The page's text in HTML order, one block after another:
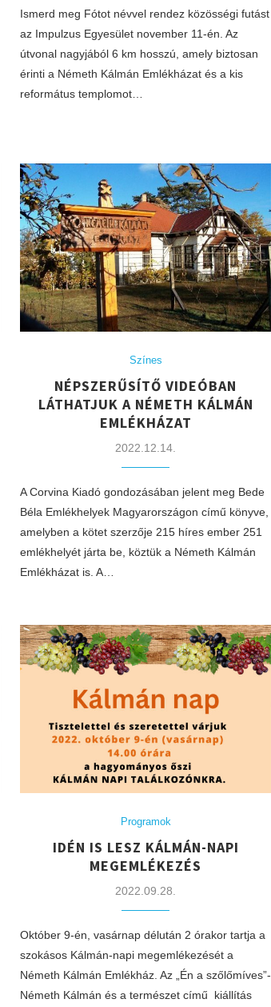
Ismerd meg Fótot névvel rendez közösségi futást
az Impulzus Egyesület november 11-én. Az
útvonal nagyjából 6 km hosszú, amely biztosan
érinti a Németh Kálmán Emlékházat és a kis
református templomot…
Színes
NÉPSZERŰSÍTŐ VIDEÓBAN
LÁTHATJUK A NÉMETH KÁLMÁN
EMLÉKHÁZAT
2022.12.14.
A Corvina Kiadó gondozásában jelent meg Bede
Béla Emlékhelyek Magyarországon című könyve,
amelyben a kötet szerzője 215 híres ember 251
emlékhelyét járta be, köztük a Németh Kálmán
Emlékházat is. A…
Programok
IDÉN IS LESZ KÁLMÁN-NAPI
MEGEMLÉKEZÉS
2022.09.28.
Október 9-én, vasárnap délután 2 órakor tartja a
szokásos Kálmán-napi megemlékezését a
Németh Kálmán Emlékház. Az „Én a szőlőmíves”-
Németh Kálmán és a természet című kiállítás